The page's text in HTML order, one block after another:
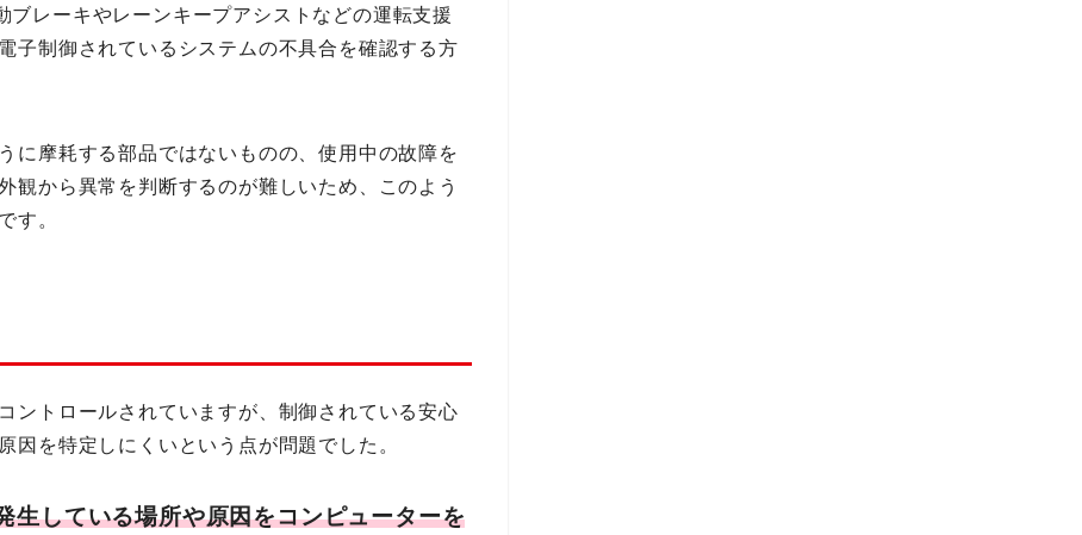
ブレーキやレーンキープアシストなどの運転支援
子制御されているシステムの不具合を確認する方
に摩耗する部品ではないものの、使用中の故障を
観から異常を判断するのが難しいため、このよう
す。
ントロールされていますが、制御されている安心
因を特定しにくいという点が問題でした。
生している場所や原因をコンピューターを